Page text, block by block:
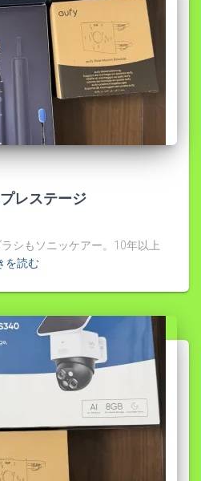
レステージ
シもソニッケアー。10年以上
を読む